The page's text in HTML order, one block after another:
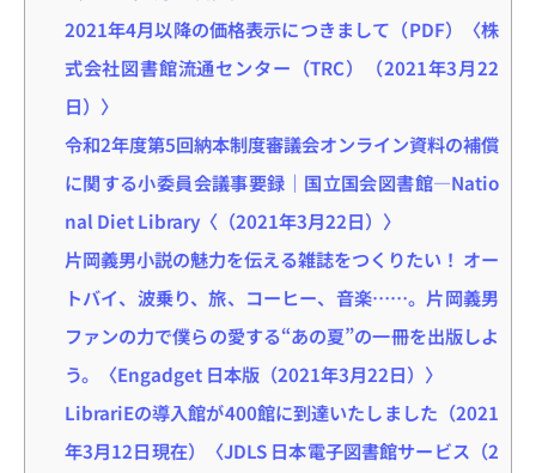
2021年4月以降の価格表示につきまして（PDF）〈株
式会社図書館流通センター（TRC）（2021年3月22
日）〉
令和2年度第5回納本制度審議会オンライン資料の補償
に関する小委員会議事要録｜国立国会図書館―Natio
nal Diet Library〈（2021年3月22日）〉
片岡義男小説の魅力を伝える雑誌をつくりたい！ オー
トバイ、波乗り、旅、コーヒー、音楽……。片岡義男
ファンの力で僕らの愛する“あの夏”の一冊を出版しよ
う。〈Engadget 日本版（2021年3月22日）〉
LibrariEの導入館が400館に到達いたしました（2021
年3月12日現在）〈JDLS 日本電子図書館サービス（2